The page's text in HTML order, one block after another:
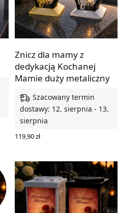
Znicz dla mamy z
dedykacją Kochanej
Mamie duży metaliczny
Szacowany termin
dostawy: 12. sierpnia - 13.
sierpnia
119,90zł